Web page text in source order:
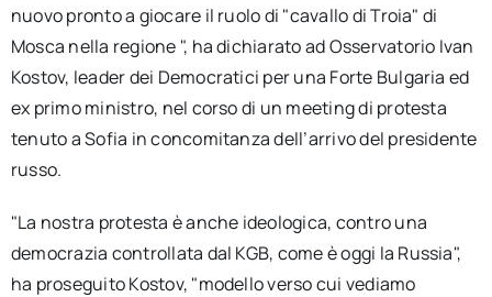
nuovo pronto a giocare il ruolo di "cavallo di Troia" di
Mosca nella regione ", ha dichiarato ad Osservatorio Ivan
Kostov, leader dei Democratici per una Forte Bulgaria ed
ex primo ministro, nel corso di un meeting di protesta
tenuto a Sofia in concomitanza dell’arrivo del presidente
russo.
"La nostra protesta è anche ideologica, contro una
democrazia controllata dal KGB, come è oggi la Russia",
ha proseguito Kostov, "modello verso cui vediamo